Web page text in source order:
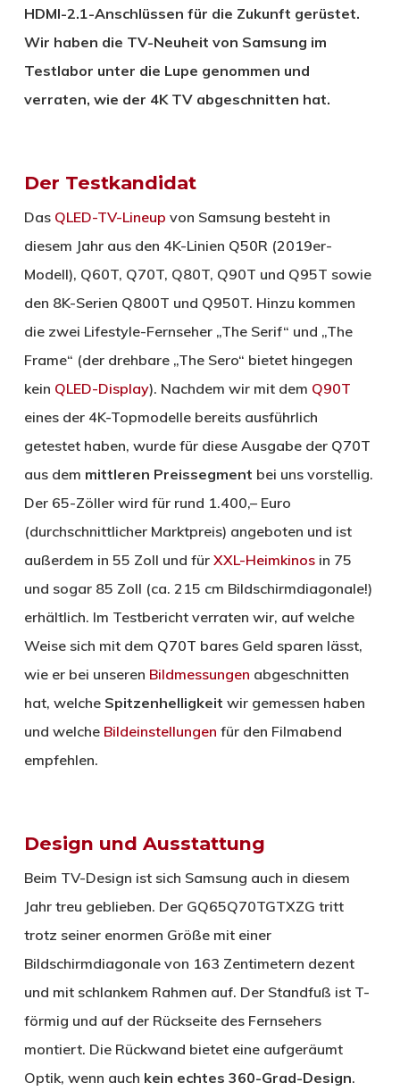
HDMI-2.1-Anschlüssen für die Zukunft gerüstet.
Wir haben die TV-Neuheit von Samsung im
Testlabor unter die Lupe genommen und
verraten, wie der 4K TV abgeschnitten hat.
Der Testkandidat
Das QLED-TV-Lineup von Samsung besteht in
diesem Jahr aus den 4K-Linien Q50R (2019er-
Modell), Q60T, Q70T, Q80T, Q90T und Q95T sowie
den 8K-Serien Q800T und Q950T. Hinzu kommen
die zwei Lifestyle-Fernseher „The Serif“ und „The
Frame“ (der drehbare „The Sero“ bietet hingegen
kein QLED-Display). Nachdem wir mit dem Q90T
eines der 4K-Topmodelle bereits ausführlich
getestet haben, wurde für diese Ausgabe der Q70T
aus dem mittleren Preissegment bei uns vorstellig.
Der 65-Zöller wird für rund 1.400,– Euro
(durchschnittlicher Marktpreis) angeboten und ist
außerdem in 55 Zoll und für XXL-Heimkinosin 75
und sogar 85 Zoll (ca. 215 cm Bildschirmdiagonale!)
erhältlich. Im Testbericht verraten wir, auf welche
Weise sich mit dem Q70T bares Geld sparen lässt,
wie er bei unseren Bildmessungen abgeschnitten
hat, welche Spitzenhelligkeit wir gemessen haben
und welche Bildeinstellungen für den Filmabend
empfehlen.
Design und Ausstattung
Beim TV-Design ist sich Samsung auch in diesem
Jahr treu geblieben. Der GQ65Q70TGTXZG tritt
trotz seiner enormen Größe mit einer
Bildschirmdiagonale von 163 Zentimetern dezent
und mit schlankem Rahmen auf. Der Standfuß ist T-
förmig und auf der Rückseite des Fernsehers
montiert. Die Rückwand bietet eine aufgeräumt
Optik, wenn auch kein echtes 360-Grad-Design.